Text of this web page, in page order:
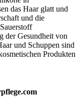
das Haar glatt und
und die
der Gesundheit von
und Schuppen sind
Produkten